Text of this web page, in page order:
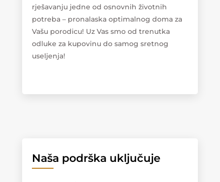
rješavanju jedne od osnovnih životnih
potreba – pronalaska optimalnog doma za
Vašu porodicu! Uz Vas smo od trenutka
odluke za kupovinu do samog sretnog
useljenja!
Naša podrška uključuje